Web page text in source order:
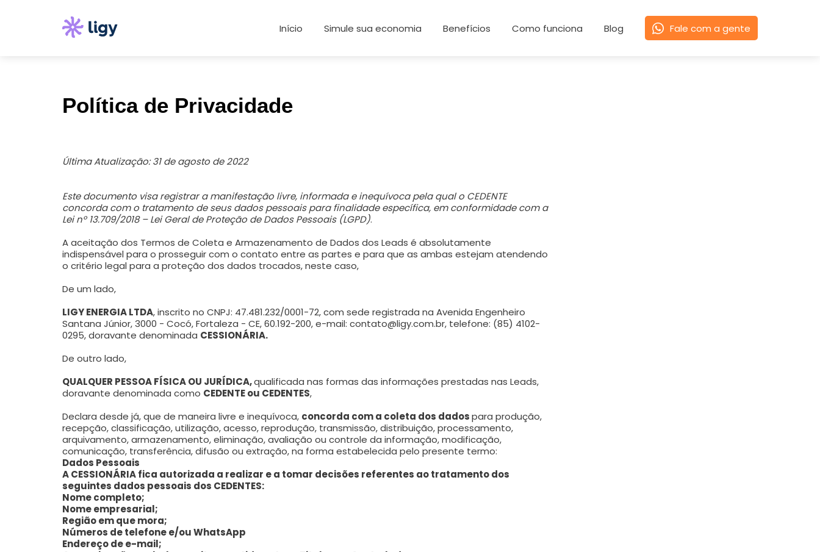
Início Simule sua economia Benefícios Como funciona Blog Fale com a gente
Política de Privacidade
Última Atualização: 31 de agosto de 2022
Este documento visa registrar a manifestação livre, informada e inequívoca pela qual o CEDENTE
concorda com o tratamento de seus dados pessoais para finalidade específica, em conformidade com a
Lei nº 13.709/2018 – Lei Geral de Proteção de Dados Pessoais (LGPD).
A aceitação dos Termos de Coleta e Armazenamento de Dados dos Leads é absolutamente
indispensável para o prosseguir com o contato entre as partes e para que as ambas estejam atendendo
o critério legal para a proteção dos dados trocados, neste caso,
De um lado,
LIGY ENERGIA LTDA, inscrito no CNPJ: 47.481.232/0001-72, com sede registrada na Avenida Engenheiro
Santana Júnior, 3000 - Cocó, Fortaleza - CE, 60.192-200, e-mail: contato@ligy.com.br, telefone: (85) 4102-
0295, doravante denominada CESSIONÁRIA.
De outro lado,
QUALQUER PESSOA FÍSICA OU JURÍDICA,qualificada nas formas das informações prestadas nas Leads,
doravante denominada como CEDENTE ou CEDENTES,
Declara desde já, que de maneira livre e inequívoca, concorda com a coleta dos dadospara produção,
recepção, classificação, utilização, acesso, reprodução, transmissão, distribuição, processamento,
arquivamento, armazenamento, eliminação, avaliação ou controle da informação, modificação,
comunicação, transferência, difusão ou extração, na forma estabelecida pelo presente termo:
Dados Pessoais
A CESSIONÁRIA fica autorizada a realizar e a tomar decisões referentes ao tratamento dos
seguintes dados pessoais dos CEDENTES:
Nome completo;
Nome empresarial;
Região em que mora;
Números de telefone e/ou WhatsApp
Endereço de e-mail;